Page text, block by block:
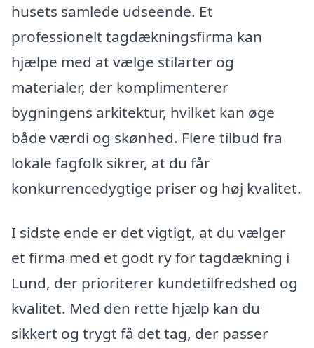
husets samlede udseende. Et
professionelt tagdækningsfirma kan
hjælpe med at vælge stilarter og
materialer, der komplimenterer
bygningens arkitektur, hvilket kan øge
både værdi og skønhed. Flere tilbud fra
lokale fagfolk sikrer, at du får
konkurrencedygtige priser og høj kvalitet.
I sidste ende er det vigtigt, at du vælger
et firma med et godt ry for tagdækning i
Lund, der prioriterer kundetilfredshed og
kvalitet. Med den rette hjælp kan du
sikkert og trygt få det tag, der passer